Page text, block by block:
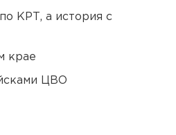
КРТ, а история с
крае
ЦВО